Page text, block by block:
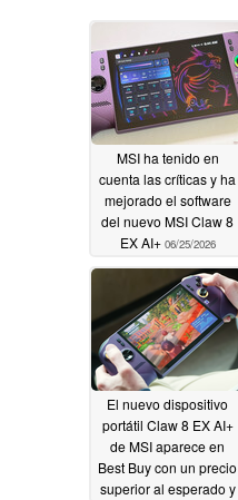
MSI ha tenido en
cuenta las críticas y ha
mejorado el software
del nuevo MSI Claw 8
EX AI+ 06/25/2026
El nuevo dispositivo
portátil Claw 8 EX AI+
de MSI aparece en
Best Buy con un precio
superior al esperado y